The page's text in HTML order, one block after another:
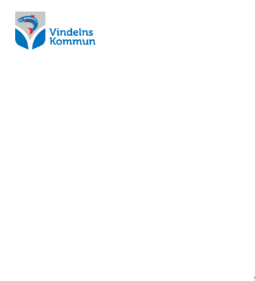
Hoppa
till
innehåll
Hoppa
till
undermeny